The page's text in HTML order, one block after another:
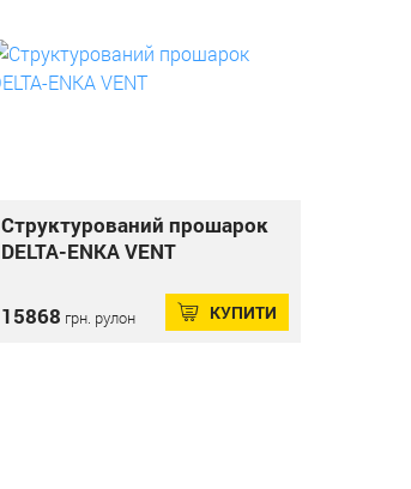
Структурований прошарок
DELTA-ENKA VENT
15868 грн. рулон КУПИТИ